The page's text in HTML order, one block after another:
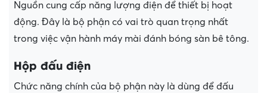
Nguồn cung cấp năng lượng điện để thiết bị hoạt
động. Đây là bộ phận có vai trò quan trọng nhất
trong việc vận hành máy mài đánh bóng sàn bê tông.
Hộp đấu điện
Chức năng chính của bộ phận này là dùng để đấu